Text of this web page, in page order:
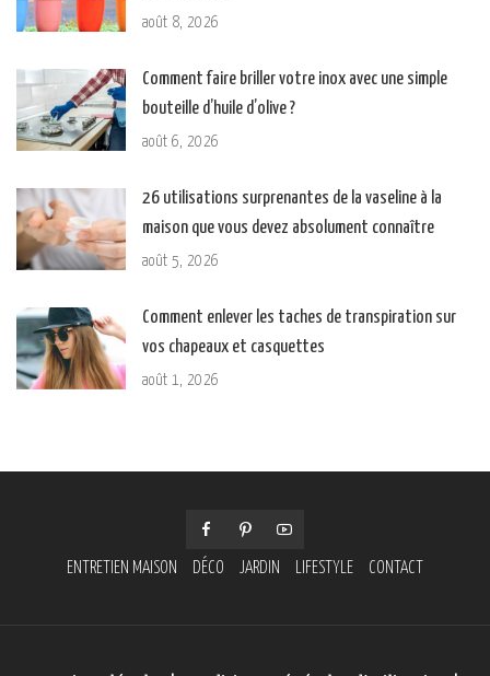
août 8, 2026
Comment faire briller votre inox avec une simple
bouteille d’huile d’olive ?
août 6, 2026
26 utilisations surprenantes de la vaseline à la
maison que vous devez absolument connaître
août 5, 2026
Comment enlever les taches de transpiration sur
vos chapeaux et casquettes
août 1, 2026
ENTRETIEN MAISON DÉCO JARDIN LIFESTYLE CONTACT